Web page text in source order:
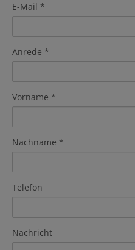
E-Mail
Anrede
Vorname
Nachname
Telefon
Nachricht